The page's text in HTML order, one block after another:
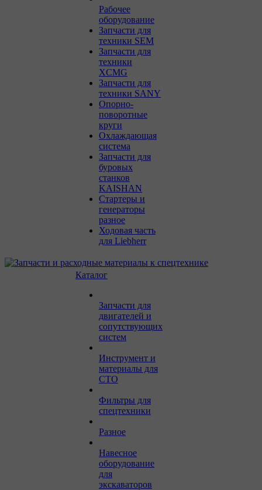
Рабочее
оборудование
Запчасти для
техники SEM
Запчасти для
техники
XCMG
Запчасти для
техники SANY
Опорно-
поворотные
круги
Охлаждающая
система
Запчасти для
буровых
станков
KAISHAN
Стартеры и
генераторы
разное
Ходовая часть
для Liebherr
Каталог
Запчасти для
двигателей и
сопутствующих
систем
Инструмент и
материалы для
СТО
Фильтры для
спецтехники
Разное
Навесное
оборудование
для
экскаваторов